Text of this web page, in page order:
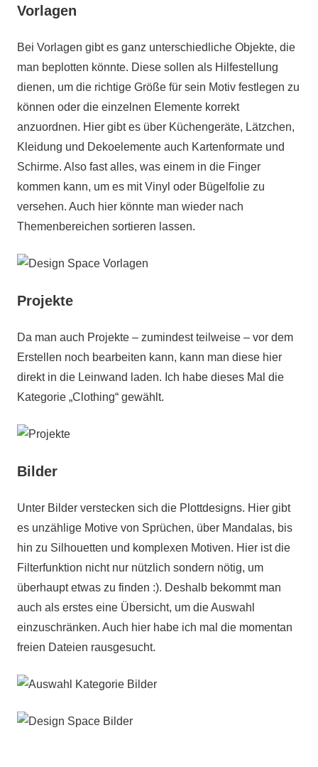
Vorlagen
Bei Vorlagen gibt es ganz unterschiedliche Objekte, die
man beplotten könnte. Diese sollen als Hilfestellung
dienen, um die richtige Größe für sein Motiv festlegen zu
können oder die einzelnen Elemente korrekt
anzuordnen. Hier gibt es über Küchengeräte, Lätzchen,
Kleidung und Dekoelemente auch Kartenformate und
Schirme. Also fast alles, was einem in die Finger
kommen kann, um es mit Vinyl oder Bügelfolie zu
versehen. Auch hier könnte man wieder nach
Themenbereichen sortieren lassen.
Projekte
Da man auch Projekte – zumindest teilweise – vor dem
Erstellen noch bearbeiten kann, kann man diese hier
direkt in die Leinwand laden. Ich habe dieses Mal die
Kategorie „Clothing“ gewählt.
Bilder
Unter Bilder verstecken sich die Plottdesigns. Hier gibt
es unzählige Motive von Sprüchen, über Mandalas, bis
hin zu Silhouetten und komplexen Motiven. Hier ist die
Filterfunktion nicht nur nützlich sondern nötig, um
überhaupt etwas zu finden :). Deshalb bekommt man
auch als erstes eine Übersicht, um die Auswahl
einzuschränken. Auch hier habe ich mal die momentan
freien Dateien rausgesucht.